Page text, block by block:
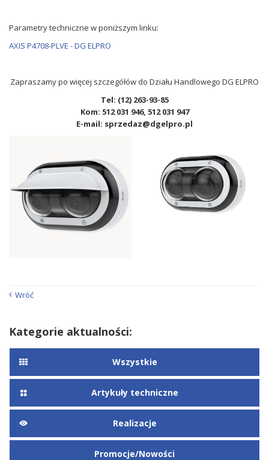
Parametry techniczne w poniższym linku:
AXIS P4708-PLVE - DG ELPRO
Zapraszamy po więcej szczegółów do Działu Handlowego DG ELPRO
Tel: (12) 263-93-85
Kom: 512 031 946, 512 031 947
E-mail: sprzedaz@dgelpro.pl
Wróć
Kategorie aktualności:
Wszystkie
Artykuły techniczne
Realizacje
Promocje/Nowości